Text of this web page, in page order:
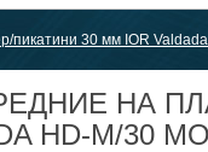
пикатини 30 мм IOR
НА
HD-M/30